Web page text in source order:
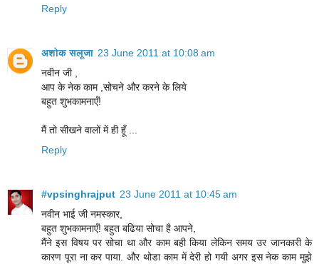
Reply
अशोक सलूजा 23 June 2011 at 10:08 am
नवीन जी ,
आप के नेक काम ,सोचने और करने के लिये
बहुत शुभकामनाएँ!
मैं तो सीखने वालों में ही हूँ ...
Reply
#vpsinghrajput 23 June 2011 at 10:45 am
नवीन भाई जी नमस्कार,
बहुत शुभकामनाएँ! बहुत बढिया सोचा है आपने,
मैंने इस विषय पर सोचा था और काम बही किया लेकिन समय उर जानकारी के
कारण पूरा ना कर पाया. और थोडा काम में देरी हो गयी अगर इस नेक काम मुझे